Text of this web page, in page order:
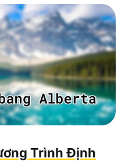
Trình Định